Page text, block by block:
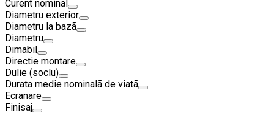
Curent nominal
Diametru exterior
Diametru la bazã
Diametru
Dimabil
Directie montare
Dulie (soclu)
Durata medie nominalã de viatã
Ecranare
Finisaj